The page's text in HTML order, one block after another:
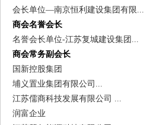
会长单位—南京恒利建设集团有限...
商会名誉会长
名誉会长单位-江苏复城建设集团...
商会常务副会长
国新控股集团
埔义置业集团有限公司...
江苏儒商科技发展有限公司 ...
润富企业